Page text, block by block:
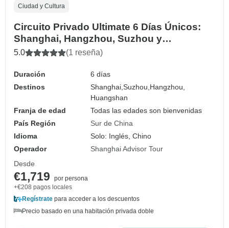
Ciudad y Cultura
Circuito Privado Ultimate 6 Días Únicos:
Shanghai, Hangzhou, Suzhou y
Huangshan
5.0 (1 reseña)
Duración
6 días
Destinos
Shanghai,Suzhou, Hangzhou,
Huangshan
Franja de edad
Todas las edades son bienvenidas
País Región
Sur de China
Idioma
Solo: Inglés, Chino
Operador
Shanghai Advisor Tour
Desde
€1,719
por persona
+€208 pagos locales
Regístrate para acceder a los descuentos
Precio basado en una habitación privada doble